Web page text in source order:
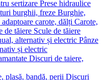
Prese hidraulice
Burghie,
Carote,
Scule de tăiere
Pânze
și electric
Discuri de taiere,
Discuri